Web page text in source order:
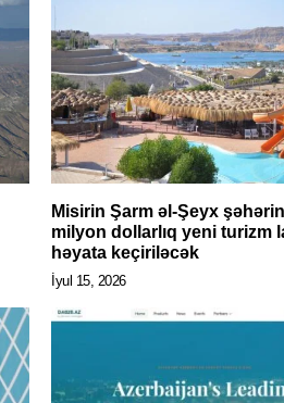
Misirin Şarm əl-Şeyx
milyon dollarlıq yeni turizm
həyata keçiriləcək
İyul 15, 2026